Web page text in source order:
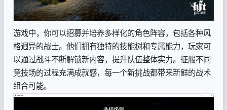
游戏中，你可以招募并培养多样化的角色阵容，包括各种风
格迥异的战士。他们拥有独特的技能树和专属能力，玩家可
以通过战斗不断解锁新内容，提升队伍整体实力。征服不同
竞技场的过程充满成就感，每一个新挑战都带来新鲜的战术
组合可能。